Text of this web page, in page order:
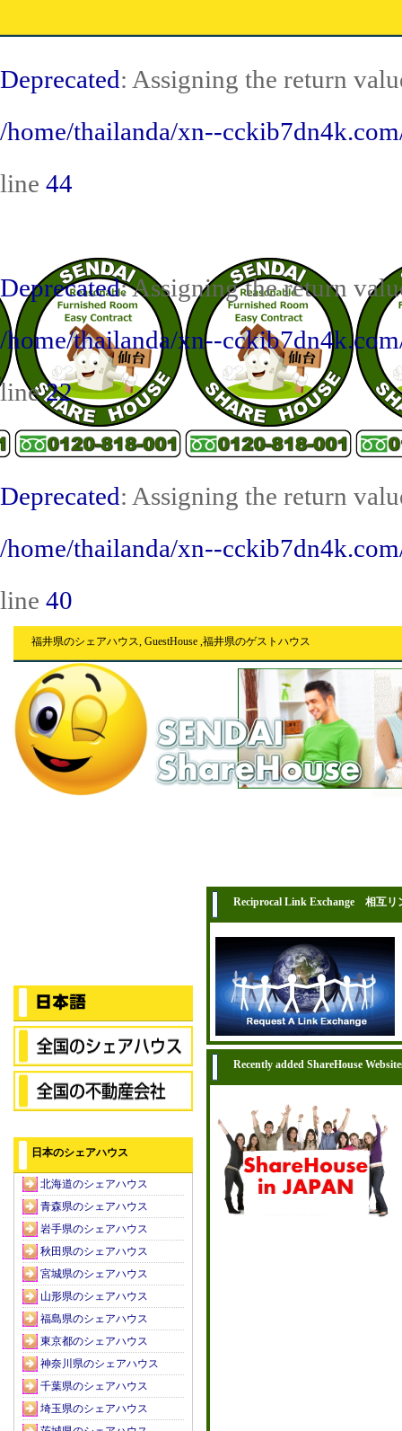
Deprecated: Assigning the return
/home/thailanda/xn--
line 44
Deprecated: Assigning the return
/home/thailanda/xn--
line22
Deprecated: Assigning the return
/home/thailanda/xn--
line 40
福井県のシェアハウス, GuestHouse ,福井県のゲストハウス
日本のシェアハウス
北海道のシェアハウス
青森県のシェアハウス
岩手県のシェアハウス
秋田県のシェアハウス
宮城県のシェアハウス
山形県のシェアハウス
福島県のシェアハウス
東京都のシェアハウス
神奈川県のシェアハウス
千葉県のシェアハウス
埼玉県のシェアハウス
Reciprocal Link Exchange 相互リ
Recently added ShareHouse